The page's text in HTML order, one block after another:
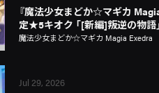
『魔法少女まどか☆マギカ
定★5キオク 「[新編]叛逆の物語
魔法少女まどか☆マギカ Magia Exedra
Jul 29, 2026